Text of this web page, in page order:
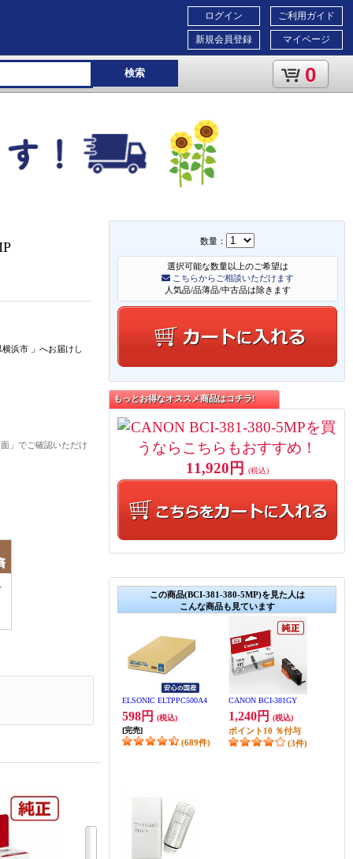
ご利用ガイド
マイページ
ログイン
新規会員登録
検索 0
数量：
選択可能な数量以上のご希望は
こちらからご相談いただけます
人気品/品薄品/中古品は除きます
もっとお得なオススメ商品はコチラ!
11,920円 (税込)
この商品(BCI-381-380-5MP)を見た人は
こんな商品も見ています
ELSONIC ELTPPC500A4
598円
(税込)
[完売]
(689件)
CANON BCI-381GY
1,240円 (税込)
ポイント 10 ％付与
(3件)
横浜市 」 へお届けし
」でご確認いただけ